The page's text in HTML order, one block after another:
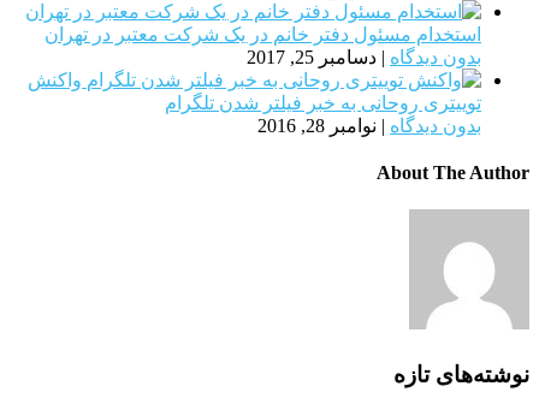
استخدام مسئول دفتر خانم در یک شرکت معتبر در تهران
بدون دیدگاه | دسامبر 25, 2017
واکنش
توییتری روحانی به خبر فیلتر شدن تلگرام
بدون دیدگاه | نوامبر 28, 2016
About The Author
نوشته‌های تازه